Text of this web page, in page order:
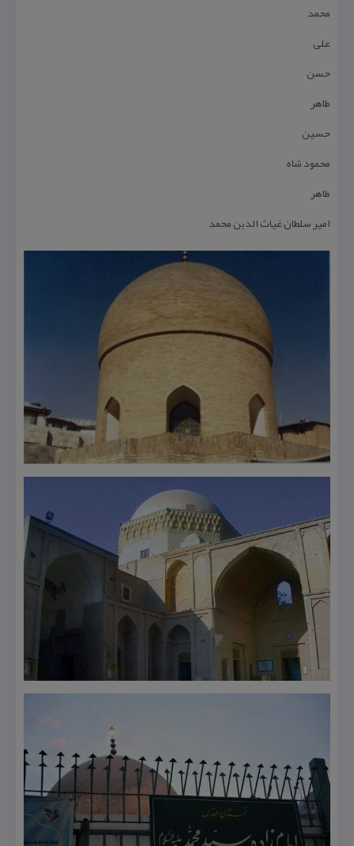
محمد
علی
حسن
طاهر
حسین
محمود شاه
طاهر
امیر سلطان غیاث الدین محمد